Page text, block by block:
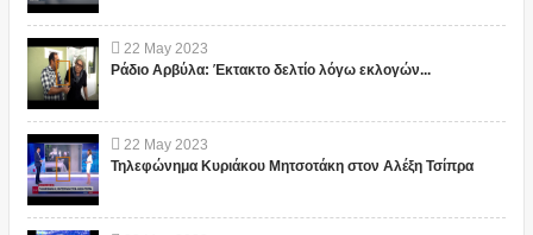
22 May 2023
Ράδιο Αρβύλα: Έκτακτο δελτίο λόγω εκλογών...
22 May 2023
Τηλεφώνημα Κυριάκου Μητσοτάκη στον Αλέξη Τσίπρα